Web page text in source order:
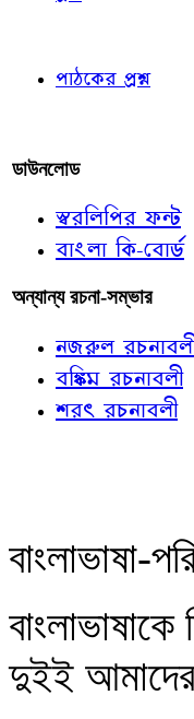
পাঠকের প্রশ্ন
ডাউনলোড
স্বরলিপির ফন্ট
বাংলা কি-বোর্ড
অন্যান্য রচনা-সম্ভার
নজরুল
বঙ্কিম রচনাবলী
শরৎ রচনাবলী
বাংলাভাষা-
দুইই